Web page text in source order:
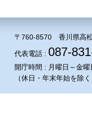
〒760-8570 香川県高
代表電話 : 087-
開庁時間 : 月曜日～金
（休日・年末年始を除く